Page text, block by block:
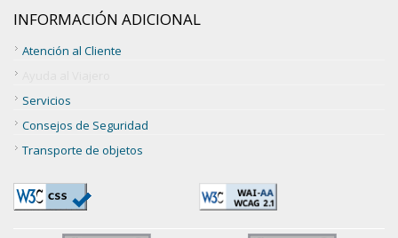
INFORMACIÓN ADICIONAL
Atención al Cliente
Servicios
Consejos de Seguridad
Transporte de objetos